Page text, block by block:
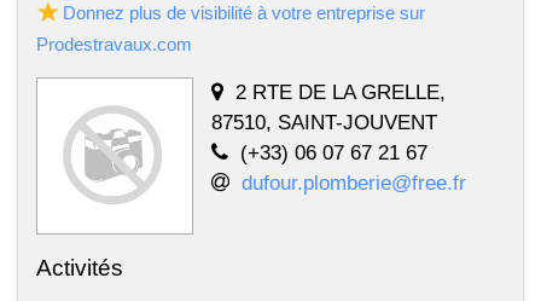
Donnez plus de visibilité à votre entreprise sur
Prodestravaux.com
2 RTE DE LA GRELLE,
87510, SAINT-JOUVENT
(+33) 06 07 67 21 67
dufour.plomberie@free.fr
Activités